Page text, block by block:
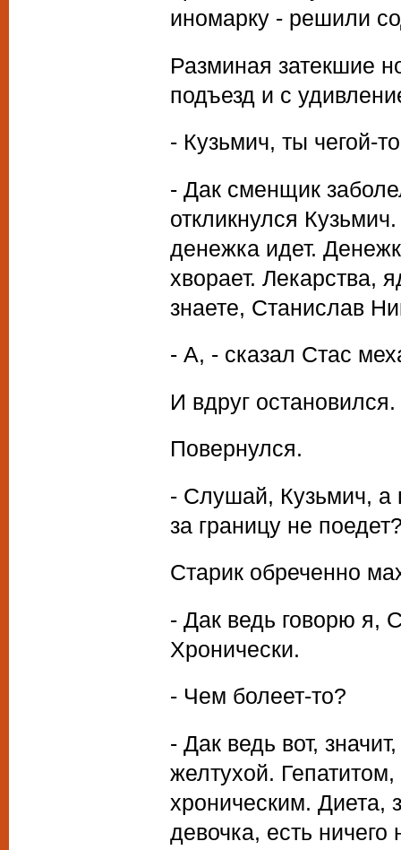
иномарку - решили
Разминая затекшие
подъезд и с
- Кузьмич, ты чегой-
- Дак сменщик
откликнулся
денежка идет.
хворает. Лекарства,
знаете, Станислав
- А, - сказал Стас
И вдруг остановился.
Повернулся.
- Слушай, Кузьмич, а
за границу не
Старик обреченно
- Дак ведь говорю я,
Хронически.
- Чем болеет-то?
- Дак ведь вот,
желтухой. Гепатитом,
хроническим. Диета,
девочка, есть